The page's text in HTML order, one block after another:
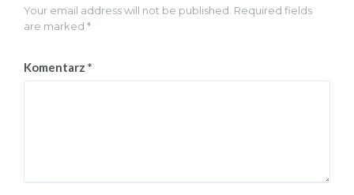
Your email address will not be published. Required fields
are marked *
Komentarz *